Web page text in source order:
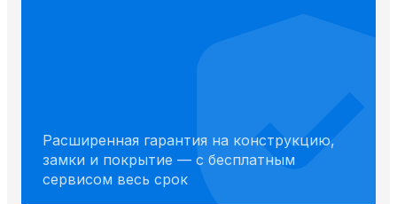
Расширенная гарантия на конструкцию,
замки и покрытие — с бесплатным
сервисом весь срок